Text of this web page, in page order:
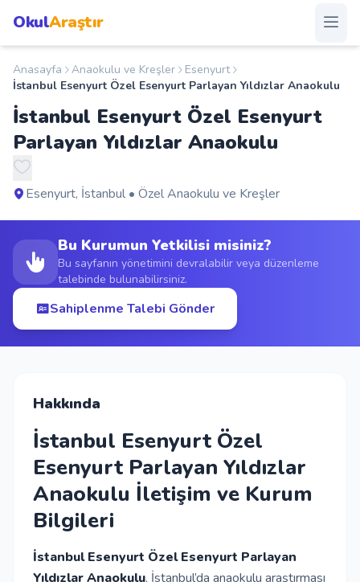
OkulAraştır
Anasayfa
Okullar
Şehirler
Duyurular
S.S.S.
Blog
Giriş Yap
Kayıt Ol
Okul Ekle
Anasayfa Anaokulu ve Kreşler
Esenyurt
İstanbul Esenyurt Özel Esenyurt Parlayan Yıldızlar Anaokulu
İstanbul Esenyurt Özel Esenyurt
Parlayan Yıldızlar Anaokulu
Esenyurt, İstanbul • Özel Anaokulu ve Kreşler
Bu Kurumun Yetkilisi misiniz?
Bu sayfanın yönetimini devralabilir veya düzenleme
talebinde bulunabilirsiniz.
Sahiplenme Talebi Gönder
Hakkında
İstanbul Esenyurt Özel
Esenyurt Parlayan Yıldızlar
Anaokulu İletişim ve Kurum
Bilgileri
İstanbul Esenyurt Özel Esenyurt Parlayan
Yıldızlar Anaokulu, İstanbul’da anaokulu araştırması